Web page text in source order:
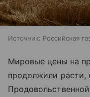
Источник: Российская
Мировые цены на
продолжили расти,